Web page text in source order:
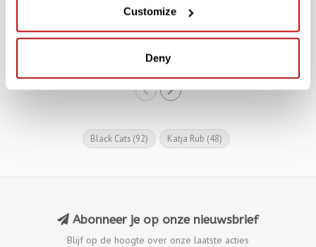
Customize
Deny
Poster
Black Cats (92) Katja Rub (48)
Abonneer je op onze nieuwsbrief
Blijf op de hoogte over onze laatste acties